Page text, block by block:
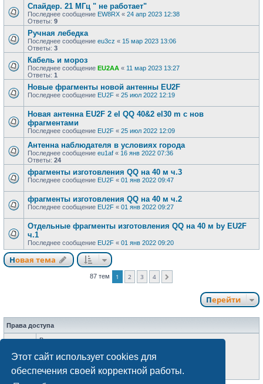
Этот сайт использует cookies для
обеспечения своей корректной работы.
Спайдер. 21 МГц " не работает"
Последнее сообщение EW8RX « 24 апр 2023 12:38
Ответы: 9
Ручная лебедка
Последнее сообщение eu3cz « 15 мар 2023 13:06
Ответы: 3
Кабель и мороз
Последнее сообщение EU2AA « 11 мар 2023 13:27
Ответы: 1
Новые фрагменты новой антенны EU2F
Последнее сообщение EU2F « 25 июл 2022 12:19
Новая антенна EU2F 2 el QQ 40&2 el30 m с нов
фрагментами
Последнее сообщение EU2F « 25 июл 2022 12:09
Антенна наблюдателя в условиях города
Последнее сообщение eu1af « 16 янв 2022 07:36
Ответы: 24
фрагменты изготовления QQ на 40 м ч.3
Последнее сообщение EU2F « 01 янв 2022 09:47
фрагменты изготовления QQ на 40 м ч.2
Последнее сообщение EU2F « 01 янв 2022 09:27
Отдельные фрагменты изготовления QQ на 40 м by EU2F
ч.1
Последнее сообщение EU2F « 01 янв 2022 09:20
Новая тема
87 тем 1 2 3 4
Перейти
Права доступа
Выне можетеначинать темы
Выне можетередактировать свои сообщения
Выне можетедобавлять вложения